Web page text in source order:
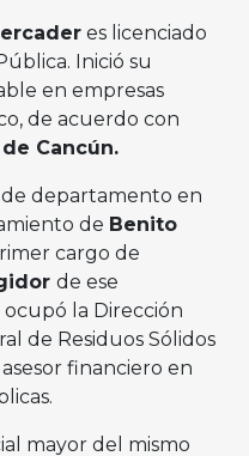
es licenciado
Inició su
en empresas
de acuerdo con
Cancún.
departamento en
de Benito
cargo de
de ese
la Dirección
de Residuos Sólidos
financiero en
mayor del mismo